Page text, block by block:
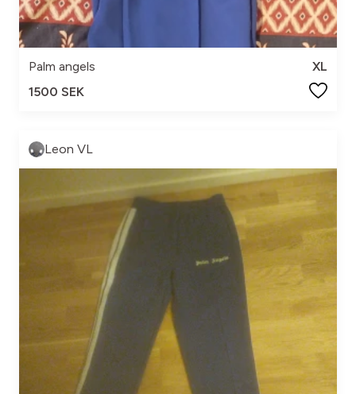
Palm angels
XL
1500 SEK
Leon VL